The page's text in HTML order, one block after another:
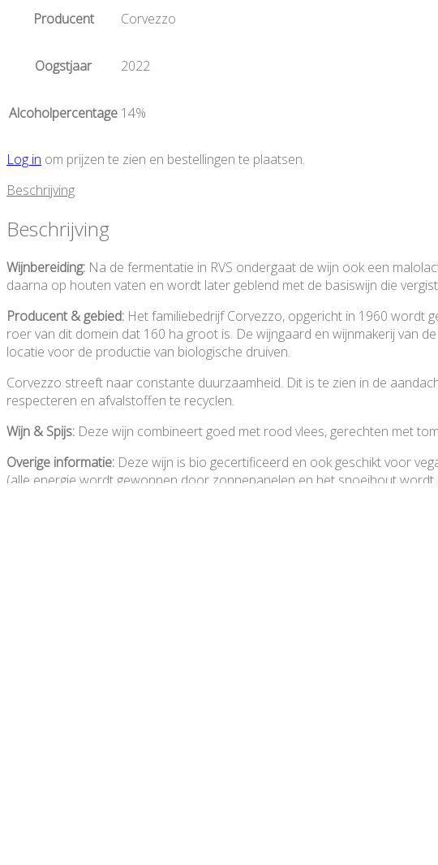
Producent Corvezzo
Oogstjaar 2022
Alcoholpercentage 14%
Log in om prijzen te zien en bestellingen te plaatsen.
Beschrijving
Beschrijving
Wijnbereiding: Na de fermentatie in RVS ondergaat de wijn ook een
daarna op houten vaten en wordt later geblend met de basiswijn die vergist
Producent & gebied: Het familiebedrijf Corvezzo, opgericht in 1960 wordt
roer van dit domein dat 160 ha groot is. De wijngaard en wijnmakerij van
locatie voor de productie van biologische druiven.
Corvezzo streeft naar constante duurzaamheid. Dit is te zien in de
respecteren en afvalstoffen te recyclen.
Wijn & Spijs: Deze wijn combineert goed met rood vlees, gerechten met
Overige informatie: Deze wijn is bio gecertificeerd en ook geschikt voor
(alle energie wordt gewonnen door zonnepanelen en het snoeihout